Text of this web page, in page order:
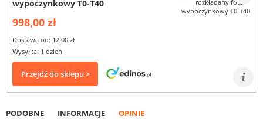
wypoczynkowy T0-T40
998,00 zł
Dostawa od: 12,00 zł
Wysyłka: 1 dzień
Przejdź do sklepu >
PODOBNE INFORMACJE OPINIE